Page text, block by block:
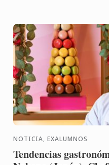
NOTICIA, EXALUMNOS
Tendencias